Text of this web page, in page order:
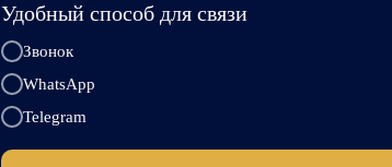
Удобный способ для связи
Звонок
WhatsApp
Telegram